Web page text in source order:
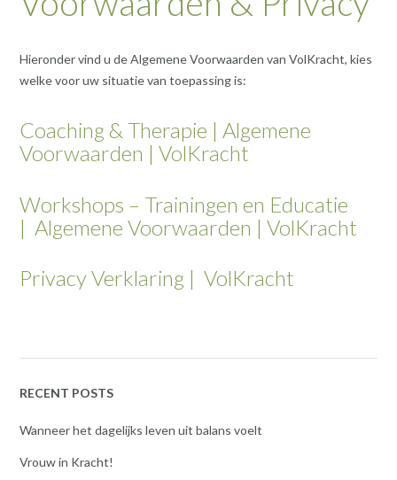
Hieronder vind u de Algemene Voorwaarden van VolKracht, kies
welke voor uw situatie van toepassing is:
Coaching & Therapie | Algemene
Voorwaarden | VolKracht
Workshops – Trainingen en Educatie
| Algemene Voorwaarden | VolKracht
Privacy Verklaring | VolKracht
RECENT POSTS
Wanneer het dagelijks leven uit balans voelt
Vrouw in Kracht!